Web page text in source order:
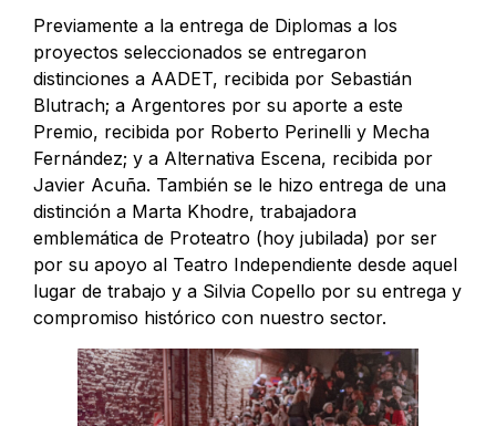
Previamente a la entrega de Diplomas a los
proyectos seleccionados se entregaron
distinciones a AADET, recibida por Sebastián
Blutrach; a Argentores por su aporte a este
Premio, recibida por Roberto Perinelli y Mecha
Fernández; y a Alternativa Escena, recibida por
Javier Acuña. También se le hizo entrega de una
distinción a Marta Khodre, trabajadora
emblemática de Proteatro (hoy jubilada) por ser
por su apoyo al Teatro Independiente desde aquel
lugar de trabajo y a Silvia Copello por su entrega y
compromiso histórico con nuestro sector.